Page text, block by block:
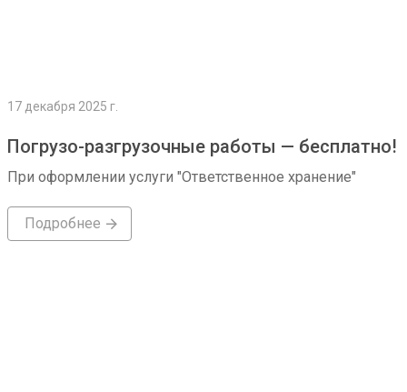
17 декабря 2025 г.
Погрузо-разгрузочные работы — бесплатно!
При оформлении услуги "Ответственное хранение"
Подробнее